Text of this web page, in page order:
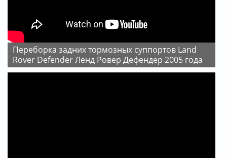
Переборка задних тормозных суппортов Land
Rover Defender Ленд Ровер Дефендер 2005 года